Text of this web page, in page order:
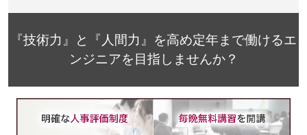
『技術力』と『人間力』を高め定年まで働けるエ
ンジニアを目指しませんか？